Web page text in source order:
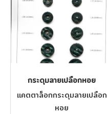
กระดุมลายเปลือกหอย
แคตตาล็อกกระดุมลายเปลือก
หอย